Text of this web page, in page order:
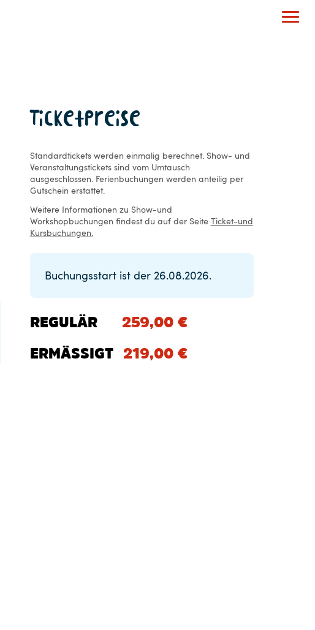
Ticketpreise
Standardtickets werden einmalig berechnet. Show- und
Veranstaltungstickets sind vom Umtausch
ausgeschlossen. Ferienbuchungen werden anteilig per
Gutschein erstattet.
Weitere Informationen zu Show-und
Workshopbuchungen findest du auf der Seite Ticket-und
Kursbuchungen.
Buchungsstart ist der 26.08.2026.
REGULÄR 259,00€
ERMÄSSIGT 219,00€